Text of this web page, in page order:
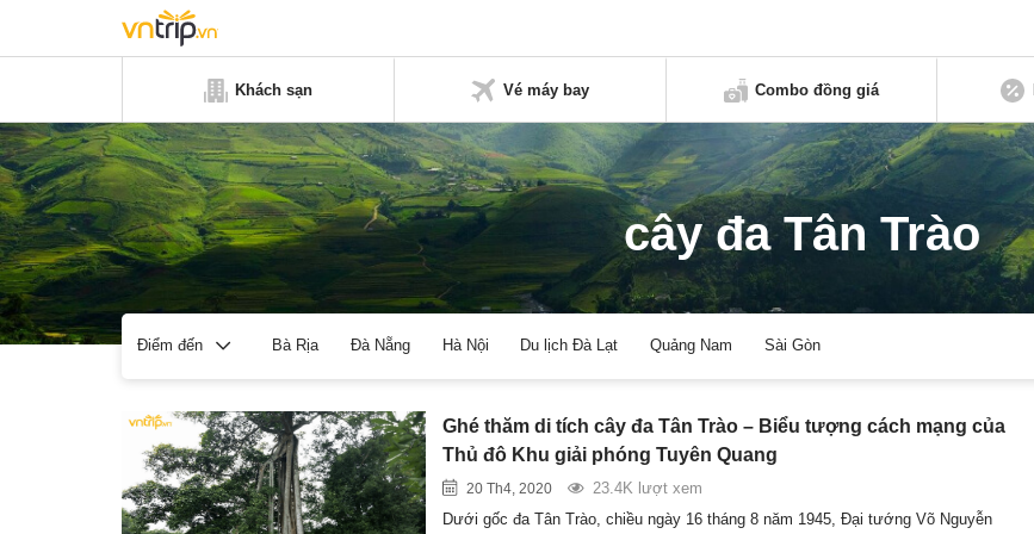
Khách sạn Vé máy bay Combo đồng giá
cây đa Tân Trào
Điểm đến Bà Rịa Đà Nẵng Hà Nội Du lịch Đà Lạt Quảng Nam Sài Gòn
Ghé thăm di tích cây đa Tân Trào – Biểu tượng cách mạng của
Thủ đô Khu giải phóng Tuyên Quang
20 Th4, 2020
23.4K lượt xem
Dưới gốc đa Tân Trào, chiều ngày 16 tháng 8 năm 1945, Đại tướng Võ Nguyễn